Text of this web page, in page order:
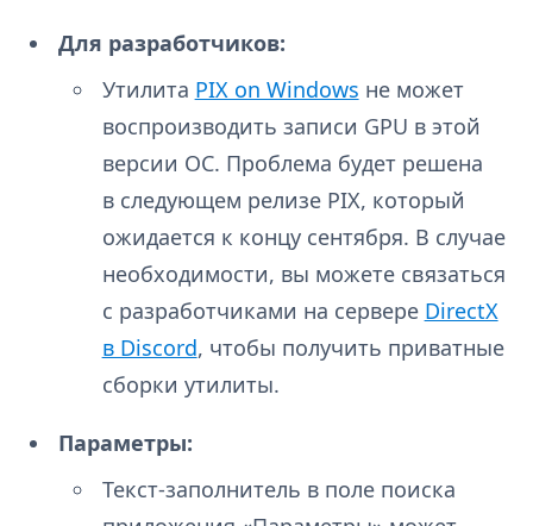
Для разработчиков:
Утилита PIX on Windows не может
воспроизводить записи GPU в этой
версии ОС. Проблема будет решена
в следующем релизе PIX, который
ожидается к концу сентября. В случае
необходимости, вы можете связаться
с разработчиками на сервере DirectX
в Discord, чтобы получить приватные
сборки утилиты.
Параметры:
Текст-заполнитель в поле поиска